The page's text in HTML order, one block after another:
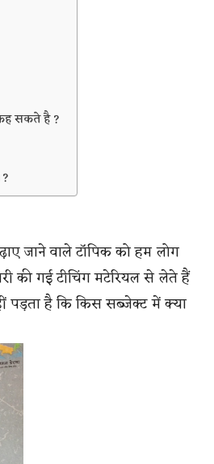
सकते है ?
जाने वाले टॉपिक को हम लोग
की गई टीचिंग मटेरियल से लेते हैं
पड़ता है कि किस सब्जेक्ट में क्या